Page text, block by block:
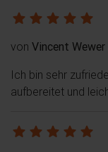
von Vincent Wewer
Ich bin sehr
aufbereitet und